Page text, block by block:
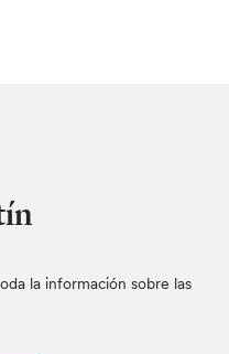
la información sobre las